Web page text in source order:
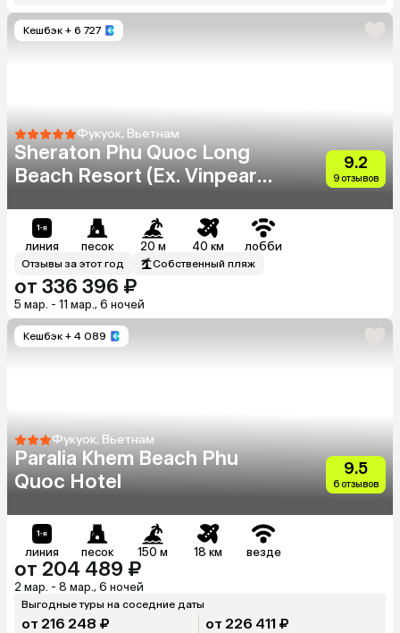
Кешбэк + 6 727
Фукуок, Вьетнам
Sheraton Phu Quoc Long
Beach Resort (Ex. Vinpearl
9.2
9 отзывов
линия песок 20 м 40 км лобби
Отзывы за этот год Собственный пляж
от 336 396 ₽
5 мар. - 11 мар., 6 ночей
Кешбэк + 4 089
Фукуок, Вьетнам
Paralia Khem Beach Phu
Quoc Hotel
9.5
6 отзывов
линия песок 150 м 18 км везде
от 204 489 ₽
2 мар. - 8 мар., 6 ночей
Выгодные туры на соседние даты
от 216 248 ₽ от 226 411 ₽